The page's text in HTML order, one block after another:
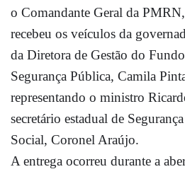
o Comandante Geral da
recebeu os veículos da
da Diretora de Gestão do
Segurança Pública, Camila
representando o ministro
secretário estadual de
Social, Coronel Araújo.
A entrega ocorreu durante a